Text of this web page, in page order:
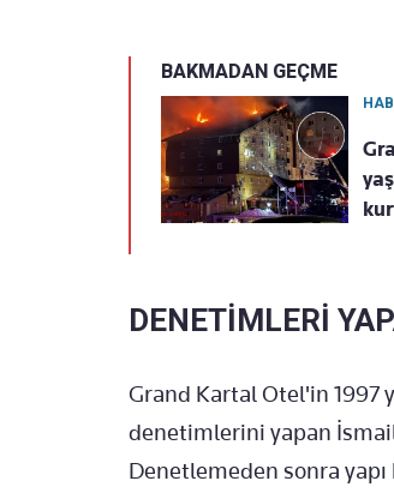
BAKMADAN GEÇME
DENETİMLERİ
Grand Kartal Otel'in 1997
denetimlerini yapan İsmail
Denetlemeden sonra yapı